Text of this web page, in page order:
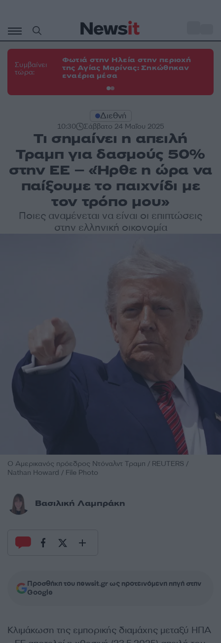
περιεχόμενο
Συμβαίνει
τώρα:
Φωτιά στην Ηλεία στην περιοχή
της Αγίας Μαρίνας: Σηκώθηκαν
εναέρια μέσα
Διεθνή
10:30 Σάββατο 24 Μαΐου 2025
Τι σημαίνει η απειλή
Τραμπ για δασμούς 50%
στην ΕΕ – «Ήρθε η ώρα να
παίξουμε το παιχνίδι με
τον τρόπο μου»
Ποιες αναμένεται να είναι οι επιπτώσεις
στην ελληνική οικονομία
Ο Αμερικανός πρόεδρος Ντόναλντ Τραμπ / REUTERS /
Nathan Howard / File Photo
Βασιλική Λαμπράκη
Προσθήκη του newsit.gr ως προτεινόμενη πηγή στην
Google
Κλιμάκωση της εμπορικής διαμάχης μεταξύ ΗΠΑ